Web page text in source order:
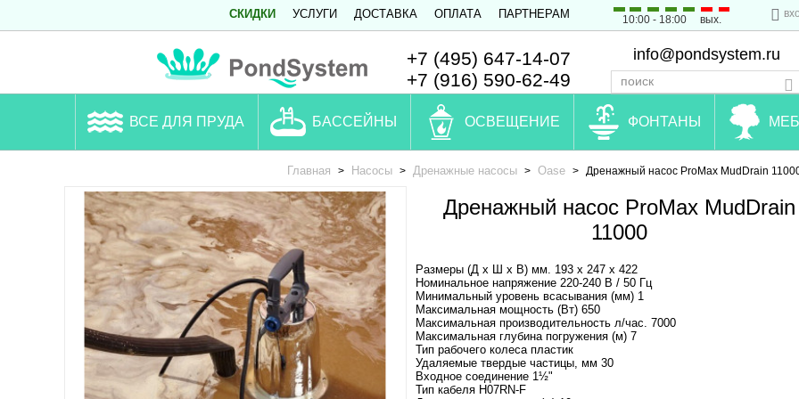
СКИДКИ УСЛУГИ ДОСТАВКА ОПЛАТА ПАРТНЕРАМ 10:00 - 18:00 вых.
+7 (495) 647-14-07
+7 (916) 590-62-49
info@pondsystem.ru
ВСЕ ДЛЯ ПРУДА БАССЕЙНЫ ОСВЕЩЕНИЕ ФОНТАНЫ
Главная > Насосы > Дренажные насосы > Oase > Дренажный насос ProMax MudDrain
Дренажный насос ProMax MudDrain
11000
Размеры (Д х Ш х В) мм. 193 х 247 х 422
Номинальное напряжение 220-240 В / 50 Гц
Минимальный уровень всасывания (мм) 1
Максимальная мощность (Вт) 650
Максимальная производительность л/час. 7000
Максимальная глубина погружения (м) 7
Тип рабочего колеса пластик
Удаляемые твердые частицы, мм 30
Входное соединение 1½"
Тип кабеля H07RN-F